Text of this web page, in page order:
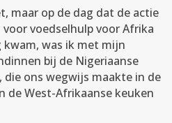
maar op de dag dat de actie
voor voedselhulp voor Afrika
kwam, was ik met mijn
bij de Nigeriaanse
die ons wegwijs maakte in de
de West-Afrikaanse keuken